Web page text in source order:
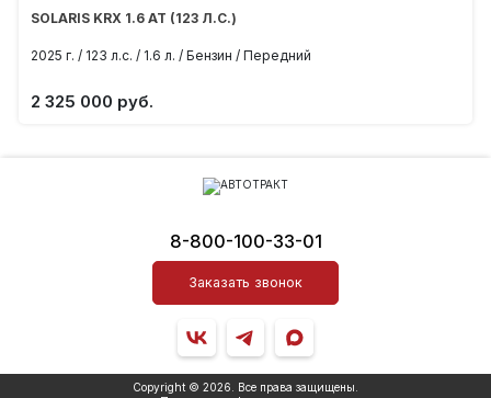
SOLARIS KRX 1.6 AT (123 Л.С.)
2025 г. / 123 л.с. / 1.6 л. / Бензин / Передний
2 325 000 руб.
8-800-100-33-01
Заказать звонок
Copyright © 2026. Все права защищены.